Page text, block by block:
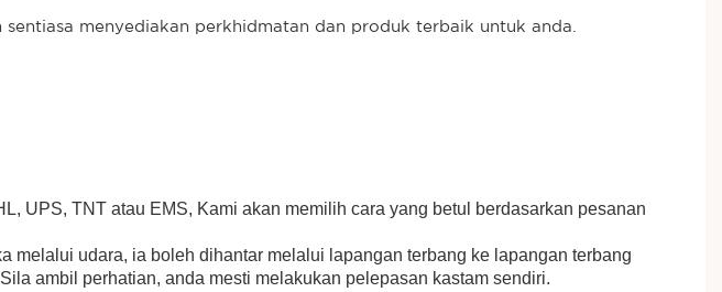
menyediakan perkhidmatan dan produk terbaik untuk anda.
UPS, TNT atau EMS, Kami akan memilih cara yang betul berdasarkan pesanan
melalui udara, ia boleh dihantar melalui lapangan terbang ke lapangan terbang
ambil perhatian, anda mesti melakukan pelepasan kastam sendiri.